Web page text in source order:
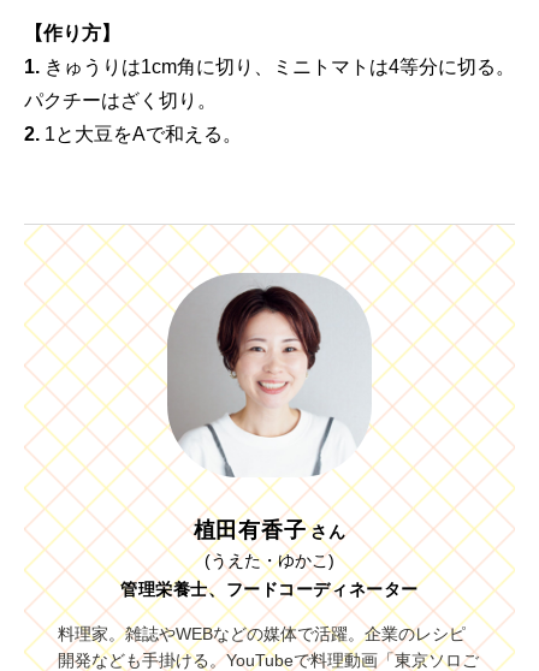
【作り方】
1. きゅうりは1cm角に切り、ミニトマトは4等分に切る。
パクチーはざく切り。
2. 1と大豆をAで和える。
植田有香子 さん
(うえた・ゆかこ)
管理栄養士、フードコーディネーター
料理家。雑誌やWEBなどの媒体で活躍。企業のレシピ
開発なども手掛ける。YouTubeで料理動画「東京ソロご